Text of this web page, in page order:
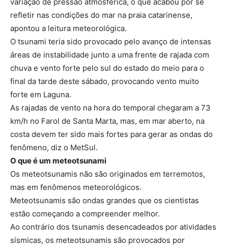
variação de pressão atmosférica, o que acabou por se
refletir nas condições do mar na praia catarinense,
apontou a leitura meteorológica.
O tsunami teria sido provocado pelo avanço de intensas
áreas de instabilidade junto a uma frente de rajada com
chuva e vento forte pelo sul do estado do meio para o
final da tarde deste sábado, provocando vento muito
forte em Laguna.
As rajadas de vento na hora do temporal chegaram a 73
km/h no Farol de Santa Marta, mas, em mar aberto, na
costa devem ter sido mais fortes para gerar as ondas do
fenômeno, diz o MetSul.
O que é um meteotsunami
Os meteotsunamis não são originados em terremotos,
mas em fenômenos meteorológicos.
Meteotsunamis são ondas grandes que os cientistas
estão começando a compreender melhor.
Ao contrário dos tsunamis desencadeados por atividades
sísmicas, os meteotsunamis são provocados por